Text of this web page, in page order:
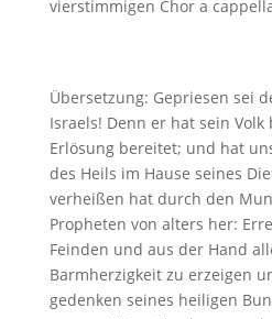
vierstimmigen Chor a
Übersetzung: Gepriesen sei
Israels! Denn er hat sein
Erlösung bereitet; und hat
des Heils im Hause seines
verheißen hat durch den
Propheten von alters her:
Feinden und aus der Hand
Barmherzigkeit zu erzeigen
gedenken seines heiligen